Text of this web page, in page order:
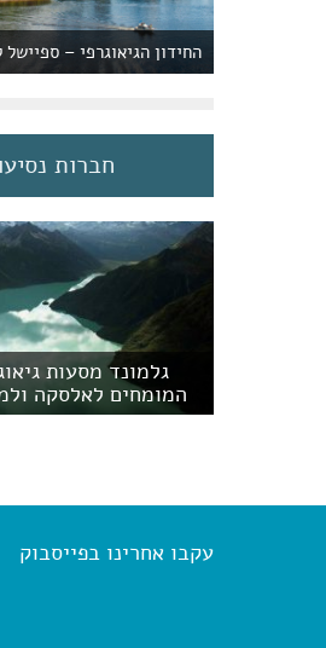
החידון הגיאוגרפי – ספיישל
חברות
גלמונד מסעות
המומחים לאלסקה
עקבו אחרינו בפייסבוק